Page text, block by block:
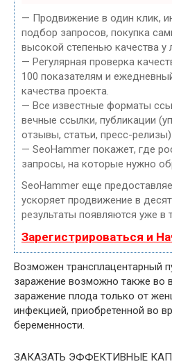
— Продвижение в один клик,
подбор запросов, покупка
высокой степенью качества
— Регулярная проверка
100 показателям и
качества проекта.
— Все известные форматы
вечные ссылки, публикации
отзывы, статьи, пресс-релизы).
— SeoHammer покажет, где
запросы, на которые нужно
SeoHammer еще
ускоряет продвижение в
результаты появляются уже в
Зарегистрироваться и
Возможен трансплацентарный
заражение возможно также во
заражение плода только от
инфекцией, приобретенной во
беременности.
ЗАКАЗАТЬ ЭФФЕКТИВНЫЕ